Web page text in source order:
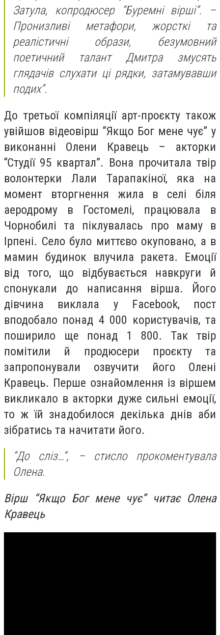
Затула, копродюсер “Буремні вірші”. –
Пронизливі метафори, жорсткі та
реалістичні образи, безумовний
поетичний талант Дмитра змусять
глядачів слухати ці рядки, затамувавши
подих”.
До третьої компіляції арт-проєкту також
увійшов відеовірш “Якщо Бог мене чує” у
виконанні Олени Кравець – акторки
“Студії 95 квартал”. Вона прочитала твір
волонтерки Лали Тарапакіної, яка на
момент вторгнення жила в селі біля
аеродрому в Гостомелі, працювала в
Чорнобилі та піклувалась про маму в
Ірпені. Село було миттєво окуповано, а в
мамин будинок влучила ракета. Емоції
від того, що відбувається навкруги й
спонукали до написання вірша. Його
дівчина виклала у Facebook, пост
вподобало понад 4 000 користувачів, та
поширило ще понад 1 800. Так твір
помітили й продюсери проєкту та
запропонували озвучити його Олені
Кравець. Перше ознайомлення із віршем
викликало в акторки дуже сильні емоції,
то ж їй знадобилося декілька днів аби
зібратись та начитати його.
“До сліз…”, – стисло прокоментувала
Олена.
Вірш “Якщо Бог мене чує” читає Олена
Кравець